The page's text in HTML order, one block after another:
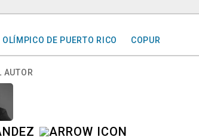
DE PUERTO RICO COPUR
AUTOR